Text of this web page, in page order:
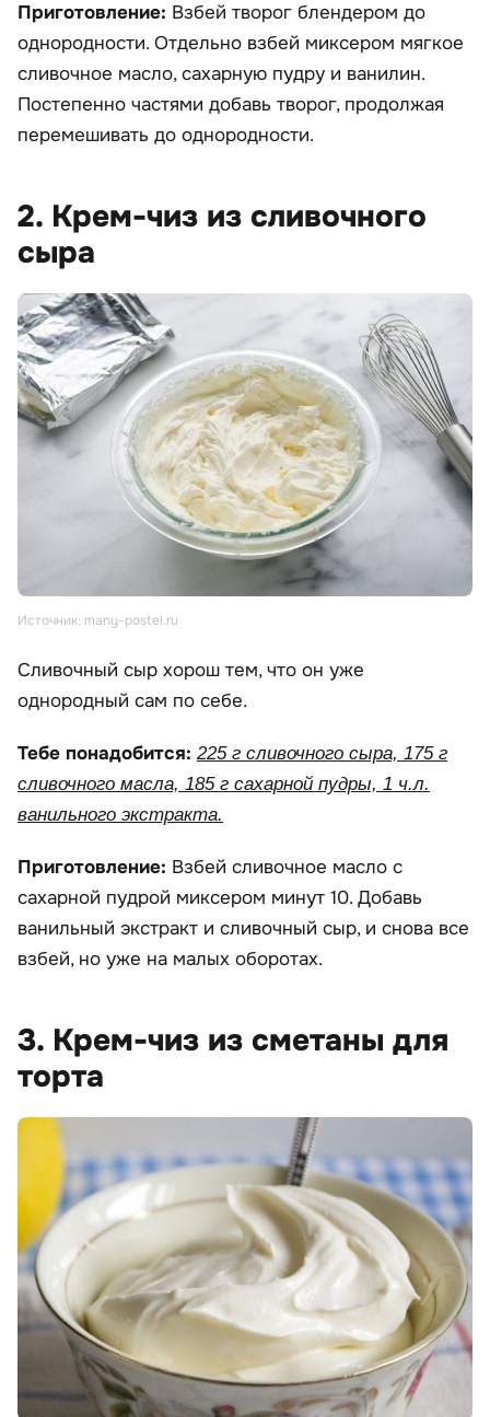
Приготовление: Взбей творог блендером до
однородности. Отдельно взбей миксером мягкое
сливочное масло, сахарную пудру и ванилин.
Постепенно частями добавь творог, продолжая
перемешивать до однородности.
2. Крем-чиз из сливочного
сыра
Источник: many-postel.ru
Сливочный сыр хорош тем, что он уже
однородный сам по себе.
Тебе понадобится: 225 г сливочного сыра, 175 г
сливочного масла, 185 г сахарной пудры, 1 ч.л.
ванильного экстракта.
Приготовление: Взбей сливочное масло с
сахарной пудрой миксером минут 10. Добавь
ванильный экстракт и сливочный сыр, и снова все
взбей, но уже на малых оборотах.
3. Крем-чиз из сметаны для
торта